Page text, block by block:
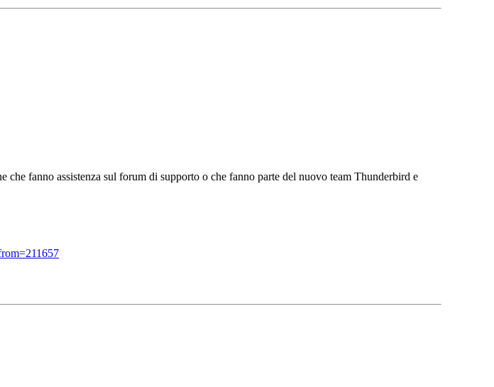
fanno assistenza sul forum di supporto o che fanno parte del nuovo team Thunderbird e